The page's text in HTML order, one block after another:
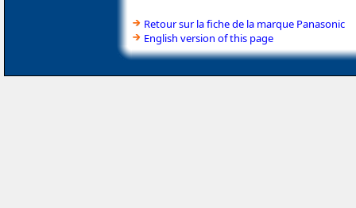
Retour sur la fiche de la marque Panasonic
English version of this page